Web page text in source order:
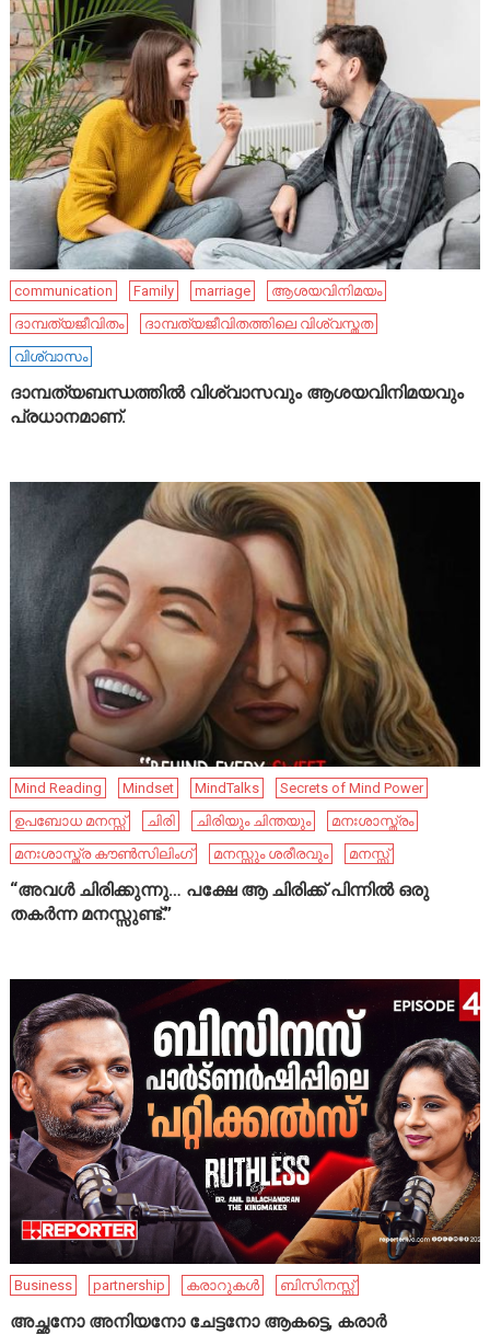
communication Family marriage
ആശയവിനിമയം
ദാമ്പത്യജീവിതം
ദാമ്പത്യജീവിതത്തിലെ വിശ്വസ്തത
വിശ്വാസം
ദാമ്പത്യബന്ധത്തിൽ വിശ്വാസവും ആശയവിനിമയവും
പ്രധാനമാണ്.
Mind Reading Mindset MindTalks
Secrets of Mind Power
ഉപബോധ മനസ്സ്
ചിരി ചിരിയും ചിന്തയും
മനഃശാസ്ത്രം
മനഃശാസ്ത്ര കൗൺസിലിംഗ്
മനസ്സും ശരീരവും മനസ്സ്
“അവൾ ചിരിക്കുന്നു… പക്ഷേ ആ ചിരിക്ക് പിന്നിൽ ഒരു
തകർന്ന മനസ്സുണ്ട്.”
Business partnership കരാറുകൾ ബിസിനസ്സ്
അച്ഛനോ അനിയനോ ചേട്ടനോ ആകട്ടെ, കരാർ